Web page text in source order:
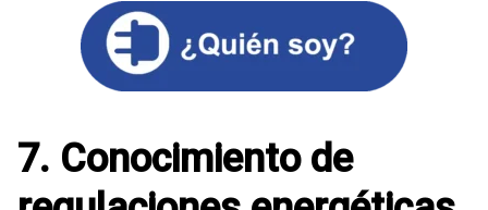
7. Conocimiento de